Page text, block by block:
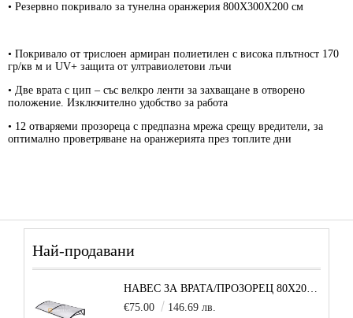
• Резервно покривало за тунелна оранжерия 800Х300Х200 см
• Покривало от трислоен армиран полиетилен с висока плътност 170
гр/кв м и UV+ защита от ултравиолетови лъчи
• Две врата с цип – със велкро ленти за захващане в отворено
положение. Изключително удобство за работа
• 12 отваряеми прозореца с предпазна мрежа срещу вредители, за
оптимално проветряване на оранжерията през топлите дни
Най-продавани
НАВЕС ЗА ВРАТА/ПРОЗОРЕЦ 80Х200 СМ, ЧЕРНО-ПРОЗРАЧНО
€75.00
146.69 лв.